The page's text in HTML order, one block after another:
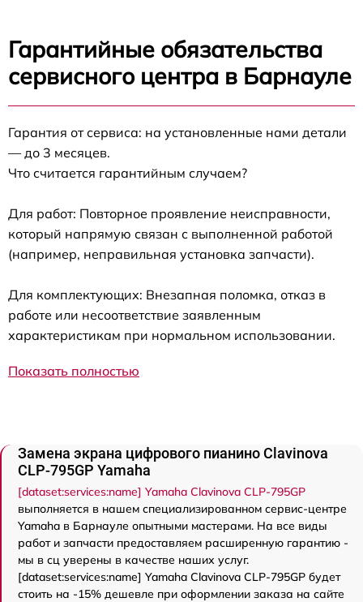
Гарантийные обязательства
сервисного центра в Барнауле
Гарантия от сервиса: на установленные нами детали
— до 3 месяцев.
Что считается гарантийным случаем?
Для работ: Повторное проявление неисправности,
который напрямую связан с выполненной работой
(например, неправильная установка запчасти).
Для комплектующих: Внезапная поломка, отказ в
работе или несоответствие заявленным
характеристикам при нормальном использовании.
Показать полностью
Замена экрана цифрового пианино Clavinova
CLP-795GP Yamaha
[dataset:services:name] Yamaha Clavinova CLP-795GP
выполняется в нашем специализированном сервис-центре
Yamaha в Барнауле опытными мастерами. На все виды
работ и запчасти предоставляем расширенную гарантию -
мы в сц уверены в качестве наших услуг.
[dataset:services:name] Yamaha Clavinova CLP-795GP будет
стоить на -15% дешевле при оформлении заказа на сайте